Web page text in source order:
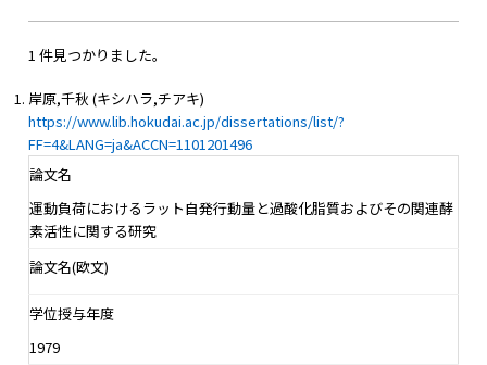
1 件見つかりました。
岸原,千秋 (キシハラ,チアキ)
https://www.lib.hokudai.ac.jp/dissertations/list/?
FF=4&LANG=ja&ACCN=1101201496
論文名
運動負荷におけるラット自発行動量と過酸化脂質およびその関連酵
素活性に関する研究
論文名(欧文)
学位授与年度
1979